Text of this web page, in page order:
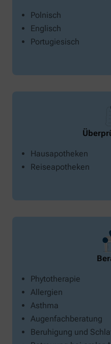
Polnisch
Englisch
Portugiesisch
Hausapotheken
Reiseapotheken
Phytotherapie
Allergien
Asthma
Augenfachberatung
Beruhigung und